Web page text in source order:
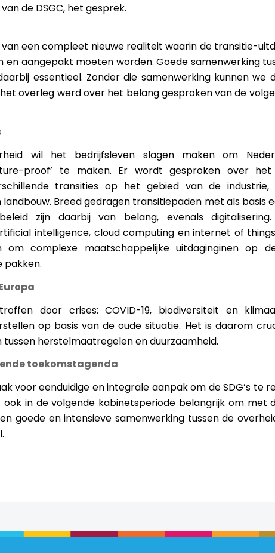
de DSGC, het gesprek.
een compleet nieuwe realiteit waarin de transitie-
en aangepakt moeten worden. Goede samenwerking
essentieel. Zonder die samenwerking kunnen we
overleg werd over het belang gesproken van de
wil het bedrijfsleven slagen maken om
proof’ te maken. Er wordt gesproken over
transities op het gebied van de industrie,
Breed gedragen transitiepaden met als basis
zijn daarbij van belang, evenals digitalisering.
intelligence, cloud computing en internet of
om complexe maatschappelijke uitdaginginen op
pakken.
door crises: COVID-19, biodiversiteit en
op basis van de oude situatie. Het is daarom
herstelmaatregelen en duurzaamheid.
toekomstagenda
voor eenduidige en integrale aanpak om de SDG’s te
in de volgende kabinetsperiode belangrijk om met
goede en intensieve samenwerking tussen de